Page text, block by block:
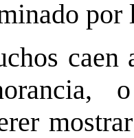
por
caen